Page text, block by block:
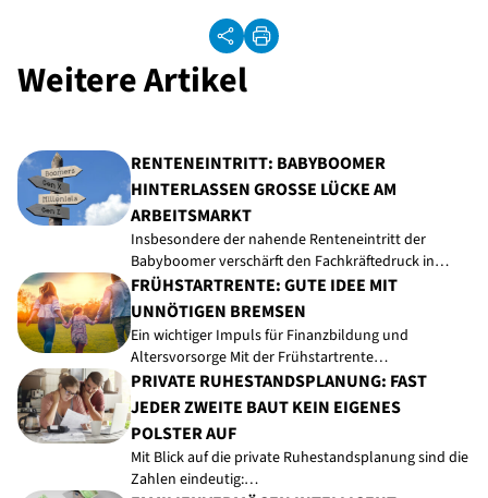
Weitere Artikel
RENTENEINTRITT: BABYBOOMER
HINTERLASSEN GROSSE LÜCKE AM A
RBEITSMARKT
Insbesondere der nahende Renteneintritt der
Babyboomer verschärft den Fachkräftedruck in…
FRÜHSTARTRENTE: GUTE IDEE MIT
UNNÖTIGEN BREMSEN
Ein wichtiger Impuls für Finanzbildung und
Altersvorsorge Mit der Frühstartrente…
PRIVATE RUHESTANDSPLANUNG: FAST
JEDER ZWEITE BAUT KEIN EIGENES
POLSTER AUF
Mit Blick auf die private Ruhestandsplanung sind die
Zahlen eindeutig:…